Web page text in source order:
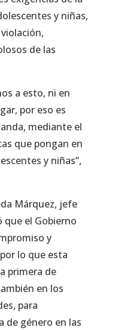
y niñas,
de las
a esto, ni en
por eso es
mediante el
que pongan en
y niñas”,
Márquez, jefe
que el Gobierno
y
lo que esta
primera de
en los
para
de género en las